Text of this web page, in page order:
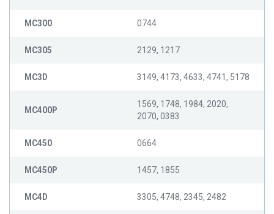
MC300 0744
MC305 2129, 1217
MC3D 3149, 4173, 4633, 4741, 5178
MC400P
1569, 1748, 1984, 2020,
2070, 0383
MC450 0664
MC450P 1457, 1855
MC4D 3305, 4748, 2345, 2482